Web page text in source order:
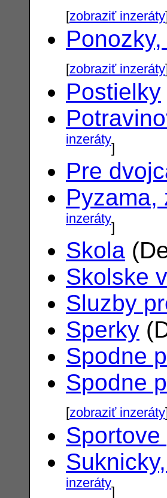
[zobraziť inzeráty
[zobraziť inzeráty
Postielky
inzeráty]
Pre
Pyzama,
inzeráty]
Skola
Skolske
Sluzby
Sperky
Spodne
Spodne
[zobraziť inzeráty
inzeráty]